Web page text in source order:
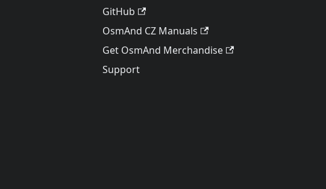
GitHub
OsmAnd CZ Manuals
Get OsmAnd Merchandise
Support